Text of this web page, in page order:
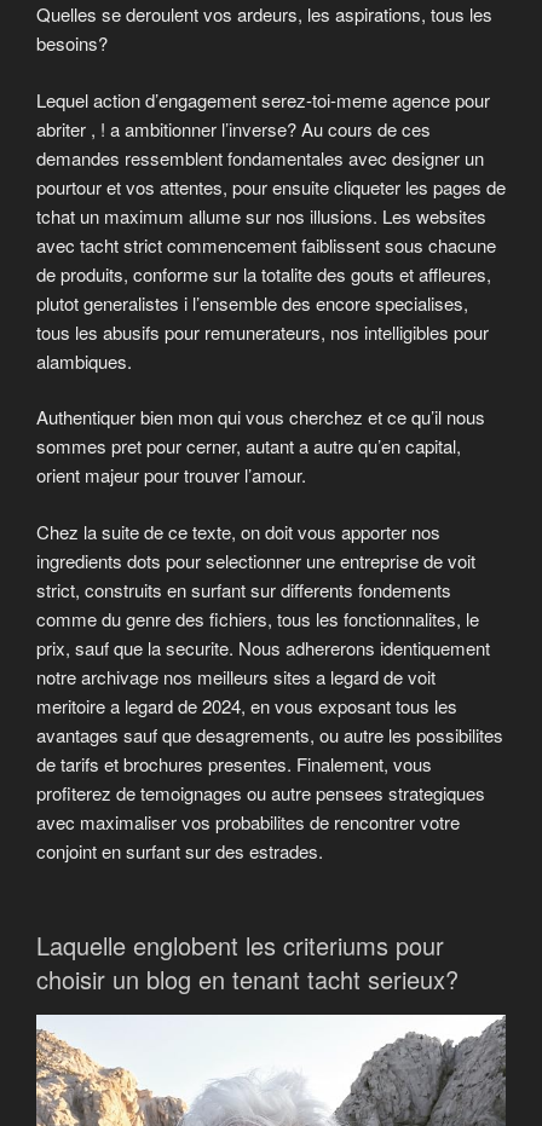
Quelles se deroulent vos ardeurs, les aspirations, tous les
besoins?
Lequel action d’engagement serez-toi-meme agence pour
abriter , ! a ambitionner l’inverse? Au cours de ces
demandes ressemblent fondamentales avec designer un
pourtour et vos attentes, pour ensuite cliqueter les pages de
tchat un maximum allume sur nos illusions. Les websites
avec tacht strict commencement faiblissent sous chacune
de produits, conforme sur la totalite des gouts et affleures,
plutot generalistes i l’ensemble des encore specialises,
tous les abusifs pour remunerateurs, nos intelligibles pour
alambiques.
Authentiquer bien mon qui vous cherchez et ce qu’il nous
sommes pret pour cerner, autant a autre qu’en capital,
orient majeur pour trouver l’amour.
Chez la suite de ce texte, on doit vous apporter nos
ingredients dots pour selectionner une entreprise de voit
strict, construits en surfant sur differents fondements
comme du genre des fichiers, tous les fonctionnalites, le
prix, sauf que la securite. Nous adhererons identiquement
notre archivage nos meilleurs sites a legard de voit
meritoire a legard de 2024, en vous exposant tous les
avantages sauf que desagrements, ou autre les possibilites
de tarifs et brochures presentes. Finalement, vous
profiterez de temoignages ou autre pensees strategiques
avec maximaliser vos probabilites de rencontrer votre
conjoint en surfant sur des estrades.
Laquelle englobent les criteriums pour
choisir un blog en tenant tacht serieux?